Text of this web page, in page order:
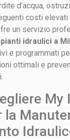
d’acqua,
costi
un servizio
idraulici a
e programmati
ottimali e
My
la